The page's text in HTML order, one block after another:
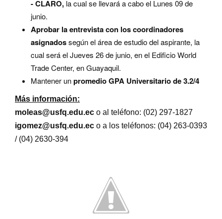
- CLARO, la cual se llevará a cabo el Lunes 09 de
junio.
Aprobar la entrevista con los coordinadores
asignadossegún el área de estudio del aspirante, la
cual será el Jueves 26 de junio, en el Edificio World
Trade Center, en Guayaquil.
Mantener unpromedio GPA Universitario de 3.2/4
Más información:
moleas@usfq.edu.ec o al teléfono: (02) 297-1827
igomez@usfq.edu.ec o a los teléfonos: (04) 263-0393
/ (04) 2630-394